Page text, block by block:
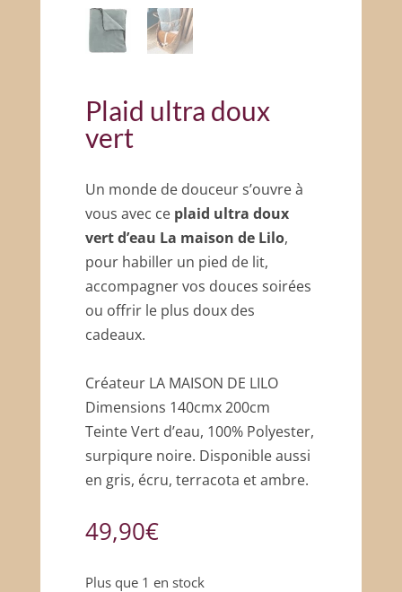
Plaid ultra doux
vert
Un monde de douceur s’ouvre à
vous avec ce plaid ultra doux
vert d’eau La maison de Lilo,
pour habiller un pied de lit,
accompagner vos douces soirées
ou offrir le plus doux des
cadeaux.
Créateur LA MAISON DE LILO
Dimensions 140cmx 200cm
Teinte Vert d’eau, 100% Polyester,
surpiqure noire. Disponible aussi
en gris, écru, terracota et ambre.
49,90€
Plus que 1 en stock